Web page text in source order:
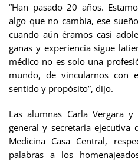
“Han pasado 20 años.
algo que no cambia, ese
cuando aún éramos casi
ganas y experiencia sigue
médico no es solo una
mundo, de vincularnos con
sentido y propósito”, dijo.
Las alumnas Carla Vergara
general y secretaria ejecutiva
Medicina Casa Central,
palabras a los